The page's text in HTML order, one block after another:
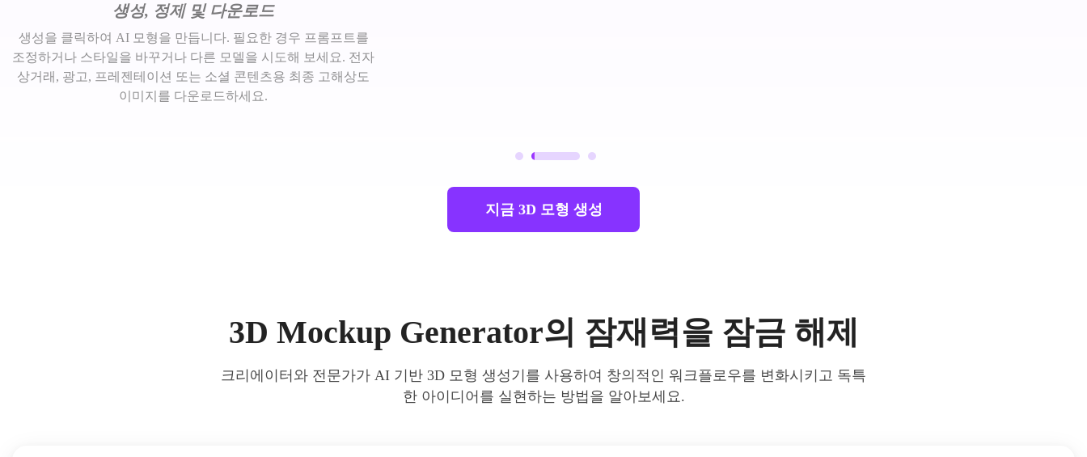
생성, 정제 및 다운로드
생성을 클릭하여 AI 모형을 만듭니다. 필요한 경우 프롬프트를
조정하거나 스타일을 바꾸거나 다른 모델을 시도해 보세요. 전자
상거래, 광고, 프레젠테이션 또는 소셜 콘텐츠용 최종 고해상도
이미지를 다운로드하세요.
지금 3D 모형 생성
3D Mockup Generator의 잠재력을 잠금 해제
크리에이터와 전문가가 AI 기반 3D 모형 생성기를 사용하여 창의적인 워크플로우를 변화시키고 독특
한 아이디어를 실현하는 방법을 알아보세요.